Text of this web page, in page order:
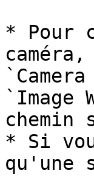
* Pour
`Image
chemin
* Si
qu'une